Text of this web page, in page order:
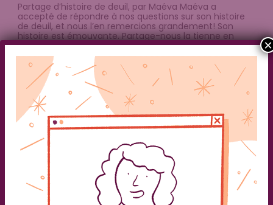
Partage d’histoire de deuil, par Maéva Maéva a
accepté de répondre à nos questions sur son histoire
de deuil, et nous l’en remercions grandement! Son
histoire est émouvante. Partage-nous la tienne en
nous écrivant en MP sur notre compte Instagram
@ressort.eu. Place au partage d’histoire de deuil de
Maéva! 1. Quel deuil vis-tu aujourd’hui et […]
×